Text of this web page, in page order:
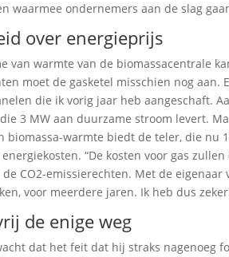
waarmee ondernemers aan de slag
over energieprijs
van warmte van de biomassacentrale
moet de gasketel misschien nog
die ik vorig jaar heb aangeschaft.
3 MW aan duurzame stroom levert.
biomassa-warmte biedt de teler, die nu
“De kosten voor gas
CO2-emissierechten. Met de
voor meerdere jaren. Ik heb dus
de enige weg
dat het feit dat hij straks nagenoeg